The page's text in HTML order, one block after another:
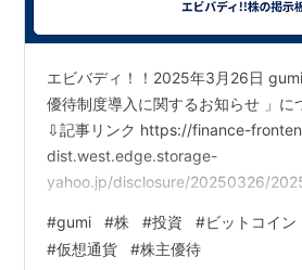
エビバディ！！2025年3月26日
優待制度導入に関するお知らせ 」に
⇩記事リンク https://finance-
dist.west.edge.storage-
yahoo.jp/disclosure/20250326/
youtu.be このお知らせは、gumiが
優待制度を導入することを発表した
#gumi #株 #投資 #ビットコイン
#仮想通貨 #株主優待